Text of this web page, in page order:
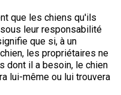
que les chiens qu'ils
leur responsabilité
que si, à un
les propriétaires ne
dont il a besoin, le chien
lui-même ou lui trouvera